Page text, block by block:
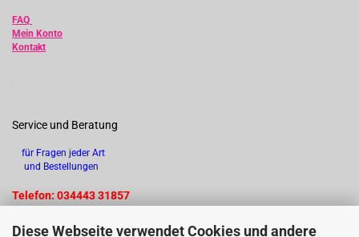
Diese Webseite verwendet Cookies und andere
FAQ
Mein Konto
Kontakt
Service und Beratung
für Fragen jeder Art
und Bestellungen
Telefon: 034443 31857